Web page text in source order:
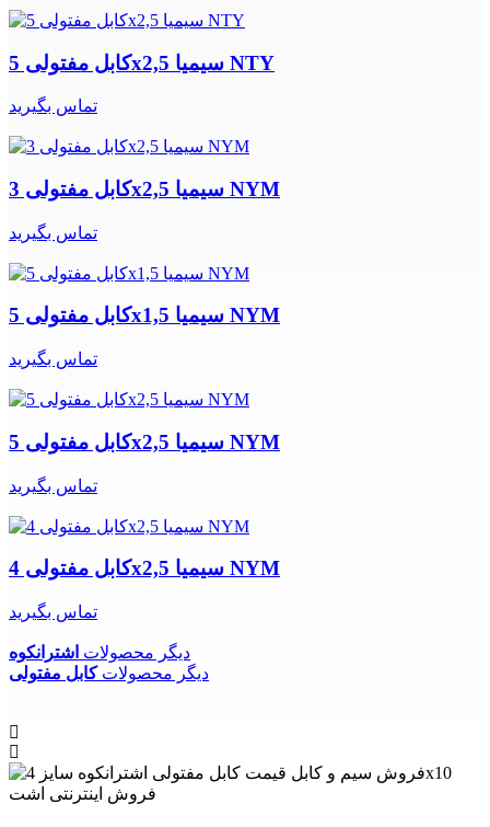
کابل مفتولی 5x2,5 سیمیا NTY
تماس بگیرید
کابل مفتولی 3x2,5 سیمیا NYM
تماس بگیرید
کابل مفتولی 5x1,5 سیمیا NYM
تماس بگیرید
کابل مفتولی 5x2,5 سیمیا NYM
تماس بگیرید
کابل مفتولی 4x2,5 سیمیا NYM
تماس بگیرید
دیگر محصولات اشترانکوه
دیگر محصولاتکابل مفتولی